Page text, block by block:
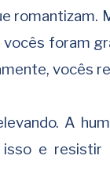
romantizam.
vocês foram
vocês
A
e resistir